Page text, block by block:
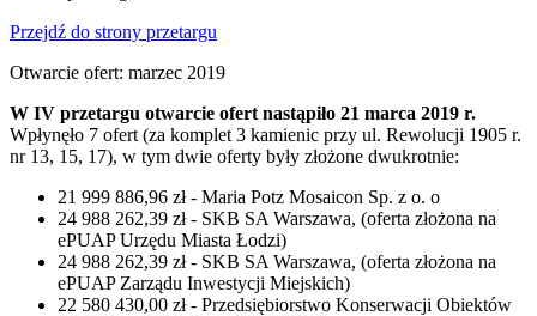
Przejdź do strony przetargu
Otwarcie ofert: marzec 2019
W IV przetargu otwarcie ofert nastąpiło 21 marca 2019 r.
Wpłynęło 7 ofert (za komplet 3 kamienic przy ul. Rewolucji 1905 r.
nr 13, 15, 17), w tym dwie oferty były złożone dwukrotnie:
21 999 886,96 zł - Maria Potz Mosaicon Sp. z o. o
24 988 262,39 zł - SKB SA Warszawa, (oferta złożona na
ePUAP Urzędu Miasta Łodzi)
24 988 262,39 zł - SKB SA Warszawa, (oferta złożona na
ePUAP Zarządu Inwestycji Miejskich)
22 580 430,00 zł - Przedsiębiorstwo Konserwacji Obiektów